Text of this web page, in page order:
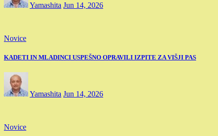
Yamashita Jun 14, 2026
Novice
KADETI IN MLADINCI USPEŠNO OPRAVILI IZPITE ZA VIŠJI PAS
Yamashita Jun 14, 2026
Novice